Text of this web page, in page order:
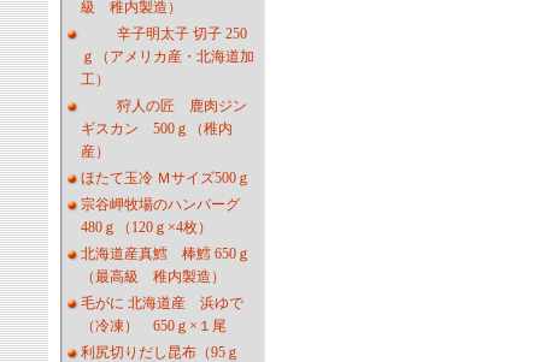
級 稚内製造）
辛子明太子 切子 250
ｇ（アメリカ産・北海道加
工）
狩人の匠 鹿肉ジン
ギスカン 500ｇ（稚内
産）
ほたて玉冷 Ｍサイズ500ｇ
宗谷岬牧場のハンバーグ
480ｇ（120ｇ×4枚）
北海道産真鱈 棒鱈 650ｇ
（最高級 稚内製造）
毛がに 北海道産 浜ゆで
（冷凍） 650ｇ×１尾
利尻切りだし昆布（95ｇ